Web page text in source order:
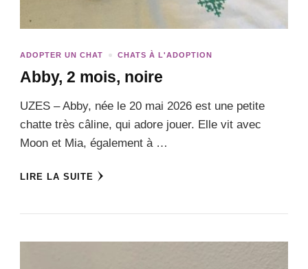
ADOPTER UN CHAT CHATS À L'ADOPTION
Abby, 2 mois, noire
UZES – Abby, née le 20 mai 2026 est une petite
chatte très câline, qui adore jouer. Elle vit avec
Moon et Mia, également à …
LIRE LA SUITE